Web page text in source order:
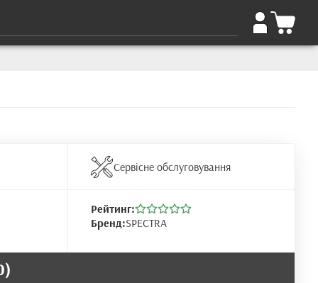
Сервісне обслуговування
Рейтинг:
Бренд:SPECTRA